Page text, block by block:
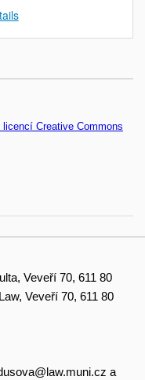
licencí Creative Commons
Veveří 70, 611 80
Veveří 70, 611 80
a